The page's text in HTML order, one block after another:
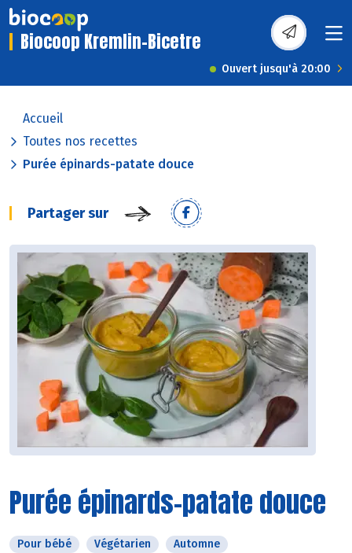
Biocoop Kremlin-Bicetre
Ouvert jusqu'à 20:00
Accueil
Toutes nos recettes
Purée épinards-patate douce
Partager sur
Purée épinards-patate douce
Pour bébé Végétarien Automne